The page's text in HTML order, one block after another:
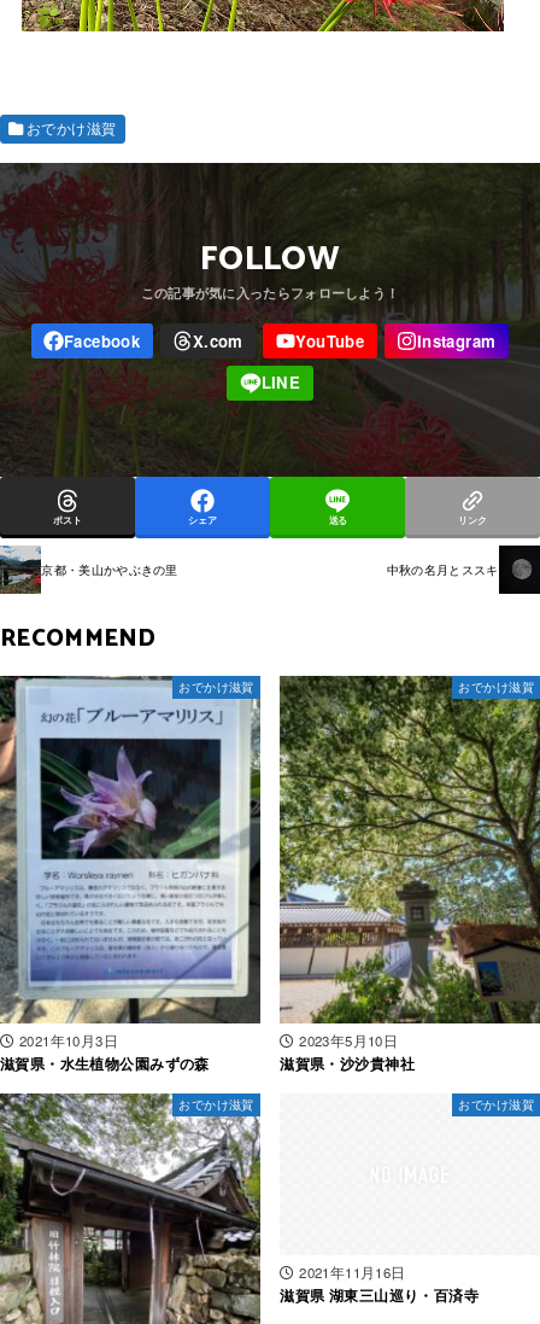
おでかけ滋賀
FOLLOW
ポスト シェア 送る リンク
京都・美山かやぶきの里 中秋の名月とススキ
RECOMMEND
おでかけ滋賀
2021年10月3日
滋賀県・水生植物公園みずの森
おでかけ滋賀
2023年5月10日
滋賀県・沙沙貴神社
おでかけ滋賀 おでかけ滋賀
2021年11月16日
滋賀県 湖東三山巡り・百済寺